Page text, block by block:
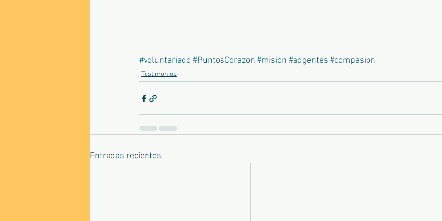
#voluntariado #PuntosCorazon #mision #adgentes #compasion
Testimonios
Entradas recientes